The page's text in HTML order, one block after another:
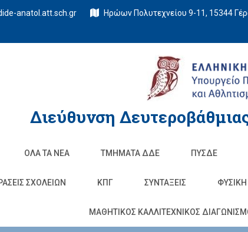
anatol.att.sch.gr Ηρώων Πολυτεχνείου 9-11, 15344
Διεύθυνση
ΌΛΑ ΤΑ ΝΈΑ ΤΜΉΜΑΤΑ ΔΔΕ ΠΥΣΔΕ
ΣΧΟΛΕΊΩΝ ΚΠΓ ΣΥΝΤΑΞΕΙΣ
ΜΑΘΗΤΙΚΟΣ ΚΑΛΛΙΤΕΧΝΙΚΟΣ